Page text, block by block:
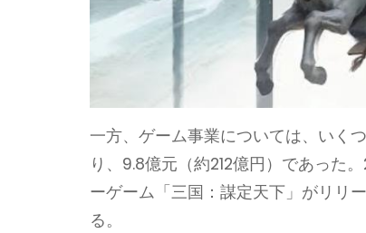
一方、ゲーム事業については、いく
り、9.8億元（約212億円）であった
ーゲーム「三国：謀定天下」がリリ
る。